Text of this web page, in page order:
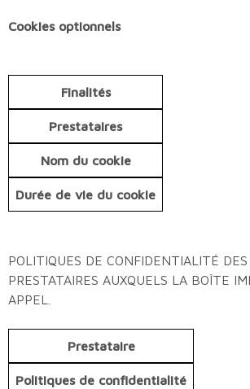
Cookies optionnels
Finalités
Prestataires
Nom du cookie
Durée de vie du cookie
POLITIQUES DE CONFIDENTIALITÉ
PRESTATAIRES AUXQUELS LA BOÎTE
APPEL.
Prestataire
Politiques de confidentialité